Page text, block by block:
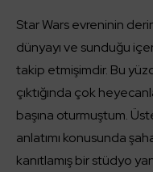
Star Wars evreninin
dünyayı ve sunduğu
takip etmişimdir. Bu
çıktığında çok
başına oturmuştum.
anlatımı konusunda
kanıtlamış bir stüdyo